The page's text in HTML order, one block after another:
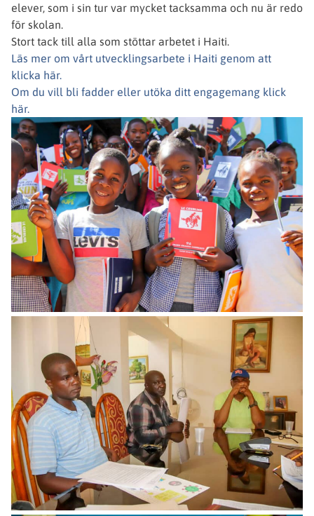
elever, som i sin tur var mycket tacksamma och nu är redo
för skolan.
Stort tack till alla som stöttar arbetet i Haiti.
Läs mer om vårt utvecklingsarbete i Haiti genom att
klicka här.
Om du vill bli fadder eller utöka ditt engagemang klick
här.